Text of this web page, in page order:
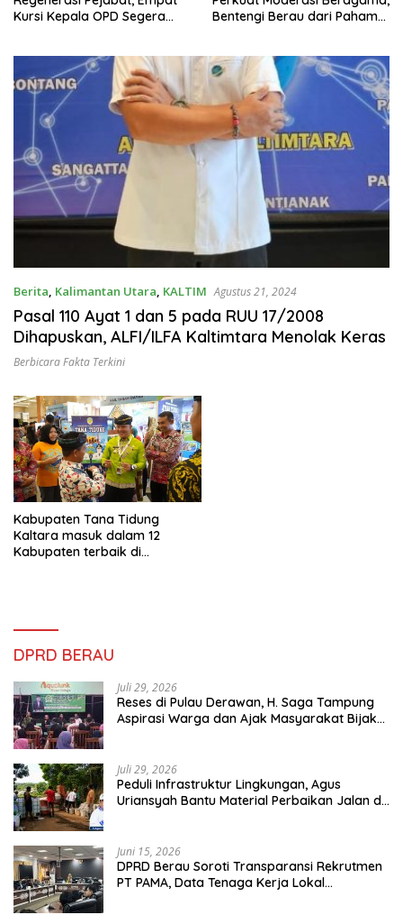
Kursi Kepala OPD Segera
Bentengi Berau dari Paham
Berita, Kalimantan Utara, KALTIM Agustus 21, 2024
Pasal 110 Ayat 1 dan 5 pada RUU 17/2008
Dihapuskan, ALFI/ILFA Kaltimtara Menolak Keras
Berbicara Fakta Terkini
Kabupaten Tana Tidung
Kaltara masuk dalam 12
Kabupaten terbaik di
DPRD BERAU
Juli 29, 2026
Reses di Pulau Derawan, H. Saga Tampung
Aspirasi Warga dan Ajak Masyarakat Bijak
Juli 29, 2026
Peduli Infrastruktur Lingkungan, Agus
Uriansyah Bantu Material Perbaikan Jalan di
Juni 15, 2026
DPRD Berau Soroti Transparansi Rekrutmen
PT PAMA, Data Tenaga Kerja Lokal